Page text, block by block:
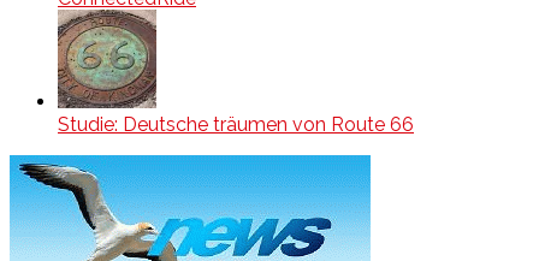
Studie: Deutsche träumen von Route 66